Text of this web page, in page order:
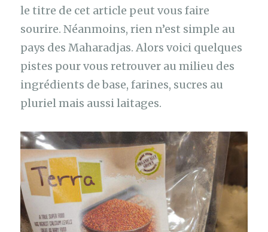
le titre de cet article peut vous faire
sourire. Néanmoins, rien n’est simple au
pays des Maharadjas. Alors voici quelques
pistes pour vous retrouver au milieu des
ingrédients de base, farines, sucres au
pluriel mais aussi laitages.